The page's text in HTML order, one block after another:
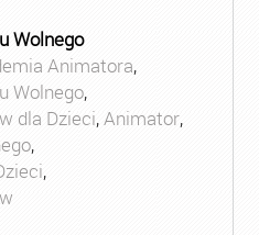
Wolnego
Animatora,
Wolnego,
dla Dzieci,Animator,
,
,